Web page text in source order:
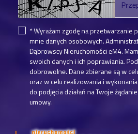
* Wyrażam zgodę na przetwarzanie
mnie danych osobowych.
Dąbrowscy Nieruchomości eM4.
swoich danych i ich poprawiania.
dobrowolne. Dane zbierane są w
oraz w celu realizowania i
do podjęcia działań na Twoje
umowy.